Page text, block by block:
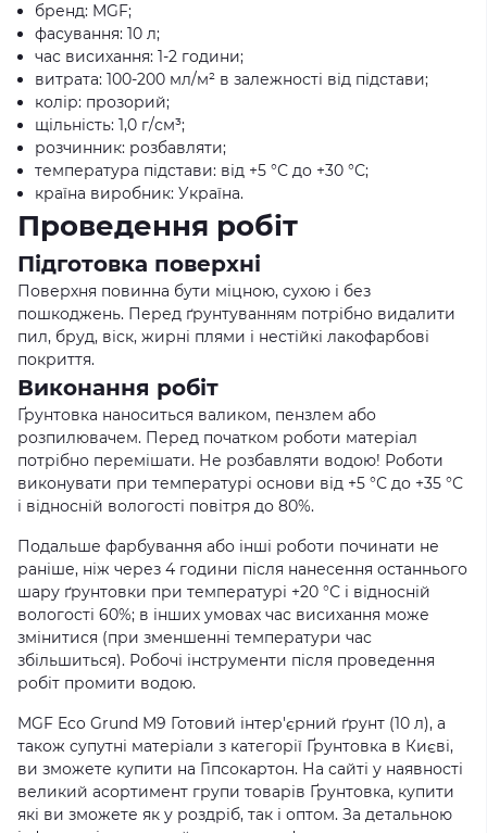
бренд: MGF;
фасування: 10 л;
час висихання: 1-2 години;
витрата: 100-200 мл/м² в залежності від підстави;
колір: прозорий;
щільність: 1,0 г/см³;
розчинник: розбавляти;
температура підстави: від +5 °С до +30 °С;
країна виробник: Україна.
Проведення робіт
Підготовка поверхні
Поверхня повинна бути міцною, сухою і без
пошкоджень. Перед ґрунтуванням потрібно видалити
пил, бруд, віск, жирні плями і нестійкі лакофарбові
покриття.
Виконання робіт
Ґрунтовка наноситься валиком, пензлем або
розпилювачем. Перед початком роботи матеріал
потрібно перемішати. Не розбавляти водою! Роботи
виконувати при температурі основи від +5 °С до +35 °С
і відносній вологості повітря до 80%.
Подальше фарбування або інші роботи починати не
раніше, ніж через 4 години після нанесення останнього
шару ґрунтовки при температурі +20 °С і відносній
вологості 60%; в інших умовах час висихання може
змінитися (при зменшенні температури час
збільшиться). Робочі інструменти після проведення
робіт промити водою.
MGF Eco Grund M9 Готовий інтер'єрний ґрунт (10 л), а
також супутні матеріали з категорії Ґрунтовка в Києві,
ви зможете купити на Гіпсокартон. На сайті у наявності
великий асортимент групи товарів Ґрунтовка, купити
які ви зможете як у роздріб, так і оптом. За детальною